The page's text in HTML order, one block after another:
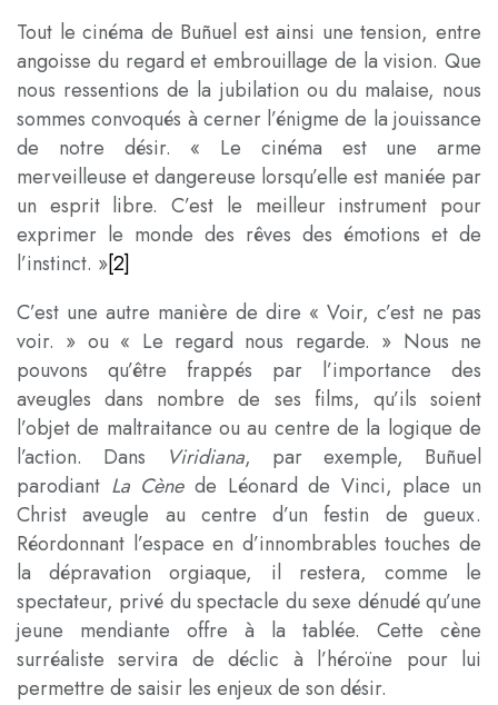
Tout le cinéma de Buñuel est ainsi une tension, entre
angoisse du regard et embrouillage de la vision. Que
nous ressentions de la jubilation ou du malaise, nous
sommes convoqués à cerner l’énigme de la jouissance
de notre désir. « Le cinéma est une arme
merveilleuse et dangereuse lorsqu’elle est maniée par
un esprit libre. C’est le meilleur instrument pour
exprimer le monde des rêves des émotions et de
l’instinct. »[2]
C’est une autre manière de dire « Voir, c’est ne pas
voir. » ou « Le regard nous regarde. » Nous ne
pouvons qu’être frappés par l’importance des
aveugles dans nombre de ses films, qu’ils soient
l’objet de maltraitance ou au centre de la logique de
l’action. Dans
Viridiana, par exemple, Buñuel
parodiant La Cènede Léonard de Vinci, place un
Christ aveugle au centre d’un festin de gueux.
Réordonnant l’espace en d’innombrables touches de
la dépravation orgiaque, il restera, comme le
spectateur, privé du spectacle du sexe dénudé qu’une
jeune mendiante offre à la tablée. Cette cène
surréaliste servira de déclic à l’héroïne pour lui
permettre de saisir les enjeux de son désir.